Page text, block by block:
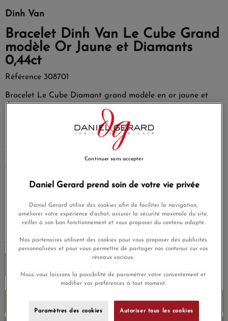
Dinh Van
Bracelet Dinh Van Le Cube Grand
modèle Or Jaune et Diamants
0,44ct
Référence 308701
Bracelet Le Cube Diamant grand modèle en or jaune et
diamants.
L?iconique bracelet Le Cube Diamant s?épure de son
pavage diamants pour plus de légèreté. Comme en
lévitation seuls les deux diamants viennent parapher son
allure structurée reconnaissable entre toutes.
Des nouveautés gorgées de couleurs, de chaleur qui nous
donnent irrémédiablement envie d?accumulation avec sa
version pavée.
6 800,00 €
Payez seulement 680 € aujourd'hui
TAILLE DE BRACELET
Ajouter au panier
Daniel Gerard prend soin de votre vie privée
Daniel Gerard utilise des cookies afin de faciliter la navigation,
améliorer votre expérience d'achat, assurer la sécurité maximale du site,
veiller à son bon fonctionnement et vous proposer du contenu adapté.
Nos partenaires utilisent des cookies pour vous proposer des publicités
personnalisées et pour vous permettre de partager nos contenus sur vos
réseaux sociaux.
Nous vous laissons la possibilité de paramétrer votre consentement et
modifier vos préférences à tout moment.
Paramètres des cookies Autoriser tous les cookies
Continuer sans accepter